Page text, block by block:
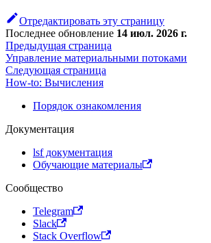
Отредактировать эту страницу
Последнее обновление 14 июл. 2026 г.
Предыдущая страница
Управление материальными потоками
Следующая страница
How-to: Вычисления
Порядок ознакомления
Документация
lsf документация
Обучающие материалы
Сообщество
Telegram
Slack
Stack Overflow